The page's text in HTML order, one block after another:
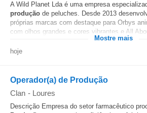
A Wild Planet Lda é uma empresa
produção de peluches. Desde 2013
próprias marcas com destaque para Orbys
com olhos grandes e cores vibrantes e All
Mostre mais
hoje
Operador(a) de Produção
Clan - Loures
Descrição Empresa do setor farmacêutico